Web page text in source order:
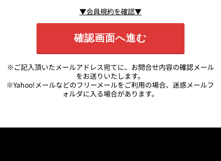
▼会員規約を確認▼
※ご記入頂いたメールアドレス宛てに、お問合せ内容の確認メール
をお送りいたします。
※Yahoo!メールなどのフリーメールをご利用の場合、迷惑メールフ
ォルダに入る場合があります。